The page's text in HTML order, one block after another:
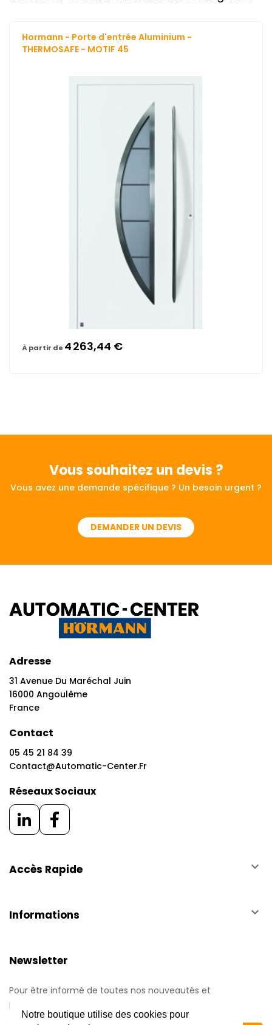
Notre boutique utilise des cookies pour
Hormann - Porte d'entrée Aluminium -
THERMOSAFE - MOTIF 45
À partir de 4 263,44 €
Vous souhaitez un devis ?
Vous avez une demande spécifique ? Un besoin urgent ?
DEMANDER UN DEVIS
Adresse
31 Avenue Du Maréchal Juin
16000 Angoulême
France
Contact
05 45 21 84 39
Contact@automatic-Center.fr
Réseaux Sociaux
Accès Rapide keyboard_arrow_down
Informations keyboard_arrow_down
Newsletter
Pour être informé de toutes nos nouveautés et
promotions.